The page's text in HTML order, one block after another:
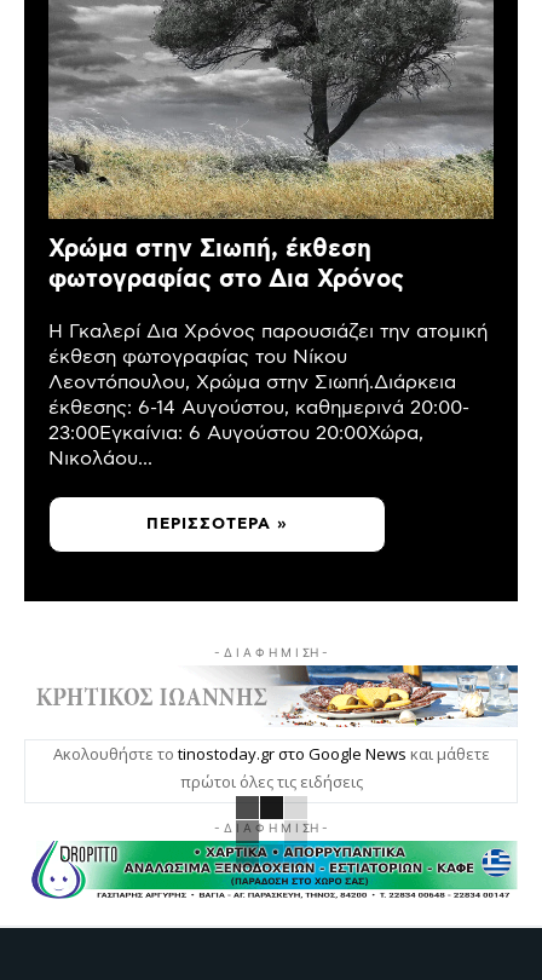
Χρώμα στην Σιωπή, έκθεση
φωτογραφίας στο Δια Χρόνος
Η Γκαλερί Δια Χρόνος παρουσιάζει την ατομική
έκθεση φωτογραφίας του Νίκου
Λεοντόπουλου, Χρώμα στην Σιωπή.Διάρκεια
έκθεσης: 6-14 Αυγούστου, καθημερινά 20:00-
23:00Εγκαίνια: 6 Αυγούστου 20:00Χώρα,
Νικολάου...
ΠΕΡΙΣΣΌΤΕΡΑ »
- Δ Ι Α Φ Η Μ Ι ΣΗ -
Ακολουθήστε το tinostoday.gr στο Google News και μάθετε
πρώτοι όλες τις ειδήσεις
- Δ Ι Α Φ Η Μ Ι ΣΗ -